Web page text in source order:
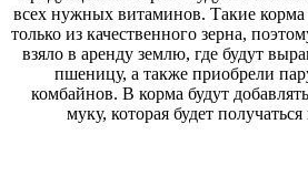
всех нужных витаминов. Такие
только из качественного зерна,
взяло в аренду землю, где будут
пшеницу, а также приобрели
комбайнов. В корма будут
муку, которая будет